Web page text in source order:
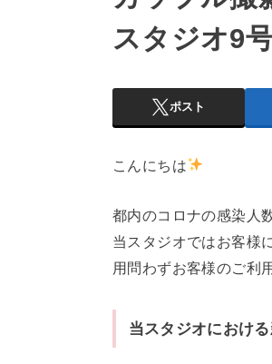
スタジオ9
ポスト
こんにちは
都内のコロナの感染人
当スタジオではお客様
用問わずお客様のご利
当スタジオにおけ